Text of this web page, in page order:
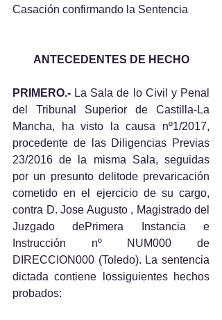
Casación confirmando la Sentencia
ANTECEDENTES DE HECHO
PRIMERO.- La Sala de lo Civil y Penal
del Tribunal Superior de Castilla-La
Mancha, ha visto la causa nº1/2017,
procedente de las Diligencias Previas
23/2016 de la misma Sala, seguidas
por un presunto delitode prevaricación
cometido en el ejercicio de su cargo,
contra D. Jose Augusto , Magistrado del
Juzgado dePrimera Instancia e
Instrucción nº NUM000 de
DIRECCION000 (Toledo). La sentencia
dictada contiene lossiguientes hechos
probados: